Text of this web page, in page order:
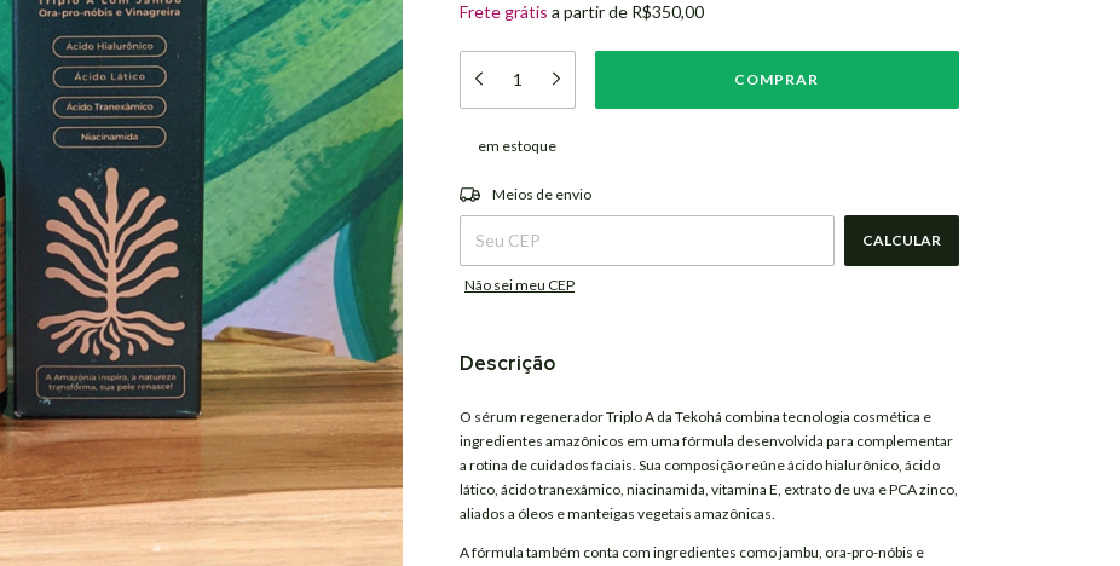
Frete grátis a partir de R$350,00
em estoque
Entregas para o CEP:
Meios de envio
CALCULAR
Não sei meu CEP
Descrição
O sérum regenerador Triplo A da Tekohá combina tecnologia cosmética e
ingredientes amazônicos em uma fórmula desenvolvida para complementar
a rotina de cuidados faciais. Sua composição reúne ácido hialurônico, ácido
lático, ácido tranexâmico, niacinamida, vitamina E, extrato de uva e PCA zinco,
aliados a óleos e manteigas vegetais amazônicas.
A fórmula também conta com ingredientes como jambu, ora-pro-nóbis e